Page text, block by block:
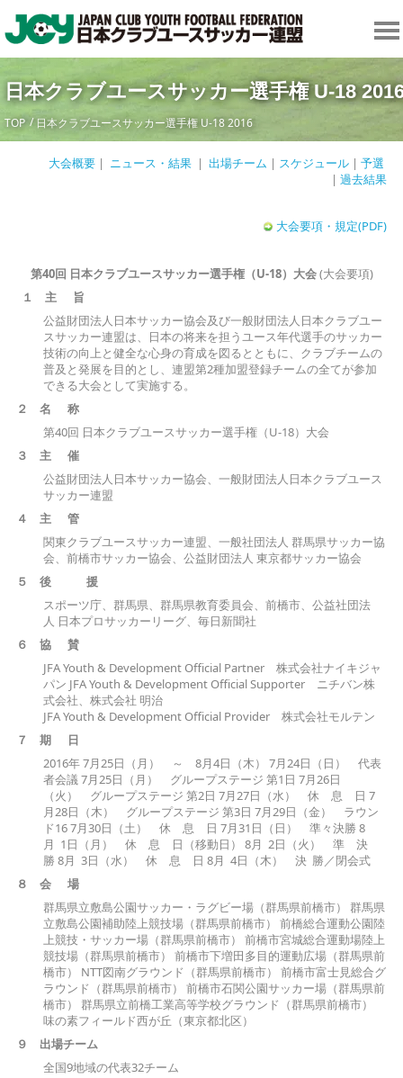
日本クラブユースサッカー選手権 U-18
TOP 日本クラブユースサッカー選手権 U-18 2016
大会概要| ニュース・結果| 出場チーム | スケジュール| 予選
| 過去結果
大会要項・規定(PDF)
第40回 日本クラブユースサッカー選手権（U-18）大会(大会要項)
１ 主
旨
公益財団法人日本サッカー協会及び一般財団法人日本クラブユー
スサッカー連盟は、日本の将来を担うユース年代選手のサッカー
技術の向上と健全な心身の育成を図るとともに、クラブチームの
普及と発展を目的とし、連盟第2種加盟登録チームの全てが参加
できる大会として実施する。
２ 名
称
第40回 日本クラブユースサッカー選手権（U-18）大会
３ 主
催
公益財団法人日本サッカー協会、一般財団法人日本クラブユース
サッカー連盟
４ 主
管
関東クラブユースサッカー連盟、一般社団法人 群馬県サッカー協
会、前橋市サッカー協会、公益財団法人 東京都サッカー協会
５ 後
援
スポーツ庁、群馬県、群馬県教育委員会、前橋市、公益社団法
人 日本プロサッカーリーグ、毎日新聞社
６
協
賛
JFA Youth & Development Official Partner 株式会社ナイキジャ
パン JFA Youth & Development Official Supporter ニチバン株
式会社、株式会社 明治
JFA Youth & Development Official Provider 株式会社モルテン
７
期
日
2016年 7月25日（月） ～ 8月4日（木） 7月24日（日） 代表
者会議 7月25日（月） グループステージ 第1日 7月26日
（火） グループステージ 第2日 7月27日（水） 休 息 日 7
月28日（木） グループステージ 第3日 7月29日（金） ラウン
ド16 7月30日（土） 休 息 日 7月31日（日） 準々決勝 8
月 1日（月） 休 息 日（移動日） 8月 2日（火） 準 決
勝 8月 3日（水） 休 息 日 8月 4日（木） 決 勝／閉会式
８
会
場
群馬県立敷島公園サッカー・ラグビー場（群馬県前橋市） 群馬県
立敷島公園補助陸上競技場（群馬県前橋市） 前橋総合運動公園陸
上競技・サッカー場（群馬県前橋市） 前橋市宮城総合運動場陸上
競技場（群馬県前橋市） 前橋市下増田多目的運動広場（群馬県前
橋市） NTT図南グラウンド（群馬県前橋市） 前橋市富士見総合グ
ラウンド（群馬県前橋市） 前橋市石関公園サッカー場（群馬県前
橋市） 群馬県立前橋工業高等学校グラウンド（群馬県前橋市）
味の素フィールド西が丘（東京都北区）
９
出場チーム
全国9地域の代表32チーム